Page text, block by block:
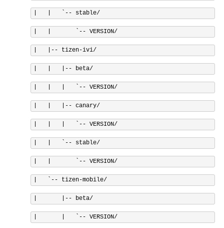
`-- stable/
-- VERSION/
|-- tizen-ivi/
|-- beta/
`-- VERSION/
|   |   |-- canary/
-- VERSION/
`-- stable/
-- VERSION/
`-- tizen-mobile/
|       |-- beta/
-- VERSION/